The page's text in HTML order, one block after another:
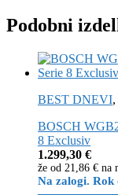
Podobni
BEST DNEVI,
BOSCH
8 Exclusiv
1.299,30 €
že od 21,86 € na
Na zalogi. Rok